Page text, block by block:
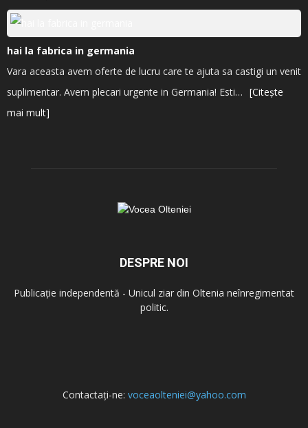
hai la fabrica in germania
Vara aceasta avem oferte de lucru care te ajuta sa castigi un venit
suplimentar. Avem plecari urgente in Germania! Esti… [Citește
mai mult]
DESPRE NOI
Publicație independentă - Unicul ziar din Oltenia neînregimentat
politic.
Contactați-ne: voceaolteniei@yahoo.com